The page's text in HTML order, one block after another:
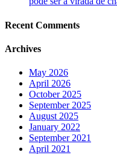
Recent Comments
Archives
May 2026
April 2026
October 2025
September 2025
August 2025
January 2022
September 2021
April 2021